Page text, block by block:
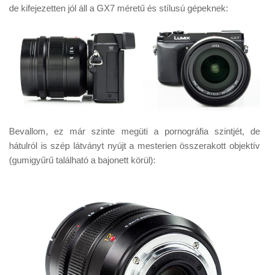
de kifejezetten jól áll a GX7 méretű és stílusú gépeknek:
Bevallom, ez már szinte megüti a pornográfia szintjét, de
hátulról is szép látványt nyújt a mesterien összerakott objektív
(gumigyűrű található a bajonett körül):